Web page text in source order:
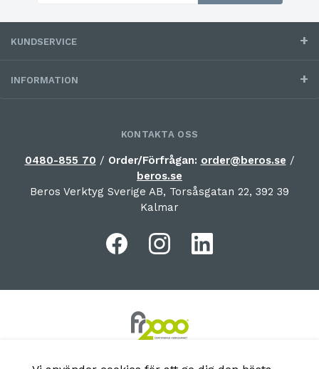
KUNDSERVICE
INFORMATION
KONTAKTA OSS
0480-855 70 / Order/Förfrågan: order@beros.se /
beros.se
Beros Verktyg Sverige AB, Torsåsgatan 22, 392 39
Kalmar